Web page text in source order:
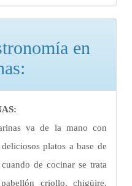
en
va de la mano con
platos a base de
de cocinar se trata
criollo, chigüire,